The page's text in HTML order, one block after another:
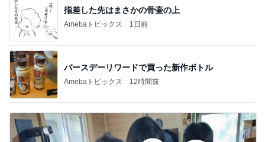
指差した先はまさかの骨壷の上
Amebaトピックス 1日前
バースデーリワードで買った新作ボトル
Amebaトピックス 12時間前